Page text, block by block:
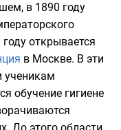
в 1890 году
году открывается
в Москве. В эти
ученикам
обучение гигиене